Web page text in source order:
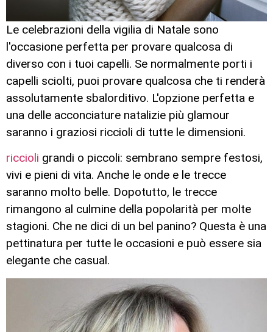
Le celebrazioni della vigilia di Natale sono
l'occasione perfetta per provare qualcosa di
diverso con i tuoi capelli. Se normalmente porti i
capelli sciolti, puoi provare qualcosa che ti renderà
assolutamente sbalorditivo. L'opzione perfetta e
una delle acconciature natalizie più glamour
saranno i graziosi riccioli di tutte le dimensioni.
riccioli grandi o piccoli: sembrano sempre festosi,
vivi e pieni di vita. Anche le onde e le trecce
saranno molto belle. Dopotutto, le trecce
rimangono al culmine della popolarità per molte
stagioni. Che ne dici di un bel panino? Questa è una
pettinatura per tutte le occasioni e può essere sia
elegante che casual.